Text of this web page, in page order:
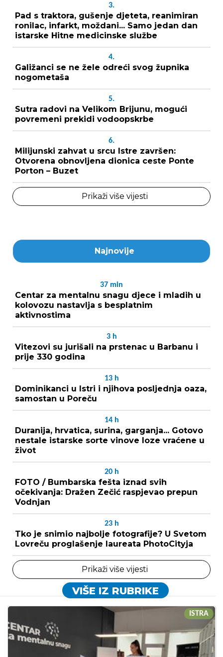
3.
Pad s traktora, gušenje djeteta, reanimiran
ronilac, infarkt, moždani... Samo jedan dan
istarske Hitne medicinske službe
4.
Galižanci se ne žele odreći svog župnika
nogometaša
5.
Sutra radovi na Velikom Brijunu, mogući
povremeni prekidi vodoopskrbe
6.
Milijunski zahvat u srcu Istre završen:
Otvorena obnovljena dionica ceste Ponte
Porton – Buzet
Prikaži više vijesti
Najnovije
37 min
Centar za mentalnu snagu djece i mladih u
kolovozu nastavlja s besplatnim
aktivnostima
3 h
Vitezovi su jurišali na prstenac u Barbanu i
prije 330 godina
13 h
Dominikanci u Istri i njihova posljednja oaza,
samostan u Poreču
14 h
Duranija, hrvatica, surina, garganja... Gotovo
nestale istarske sorte vinove loze vraćene u
život
20 h
FOTO / Bumbarska fešta iznad svih
očekivanja: Dražen Zečić raspjevao prepun
Vodnjan
23 h
Tko je snimio najbolje fotografije? U Svetom
Lovreču proglašenje laureata PhotoCityja
Prikaži više vijesti
VIŠE IZ RUBRIKE
ISTRA